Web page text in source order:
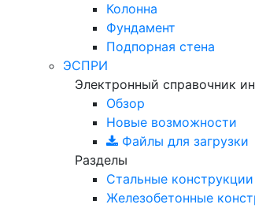
Колонна
Фундамент
Подпорная стена
ЭСПРИ
Электронный справочник
Обзор
Новые возможности
Файлы для загрузки
Разделы
Стальные конструкции
Железобетонные